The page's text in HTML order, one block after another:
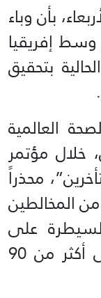
بأن وباء
إفريقيا
بتحقيق
العالمية
خلال مؤتمر
محذراً
فقط من المخالطين
على
التفشي رفع هذه النسبة إلى أكثر من 90